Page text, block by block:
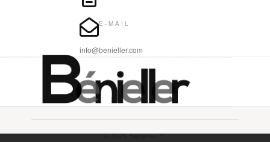
E-MAIL
info@benieller.com
© 2026 Bénieller™.